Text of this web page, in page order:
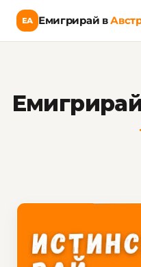
ЕА Емигрирай в